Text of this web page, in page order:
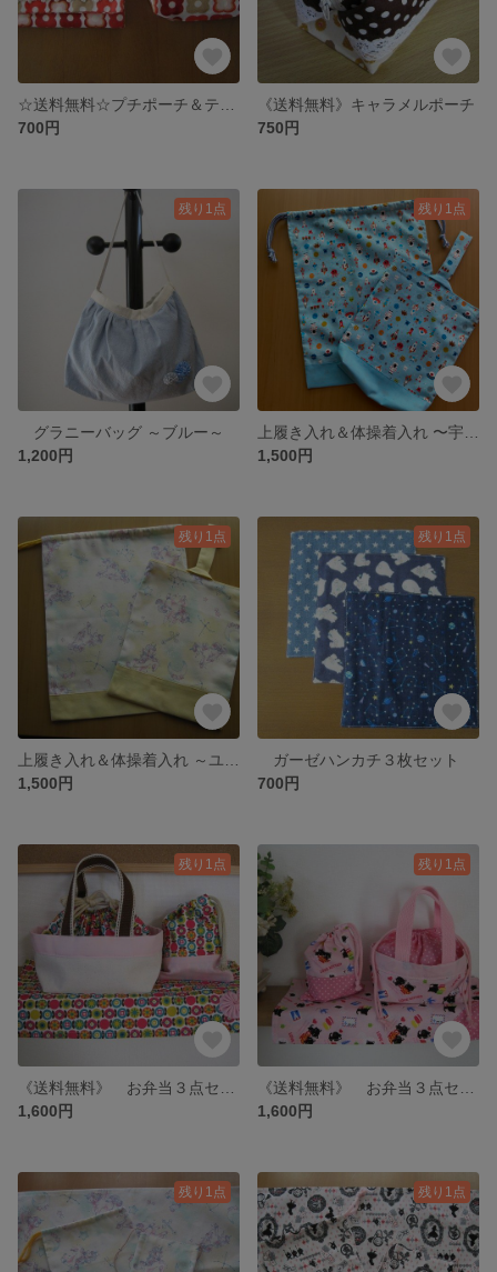
700円
《送料無料》キャラメルポーチ
750円
残り1点
グラニーバッグ ～ブルー～
1,200円
残り1点
1,500円
残り1点
1,500円
残り1点
ガーゼハンカチ３枚セット
700円
残り1点
1,600円
残り1点
1,600円
残り1点 残り1点